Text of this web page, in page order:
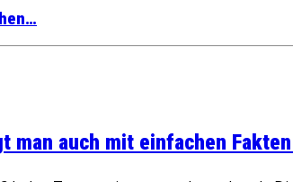
man auch mit einfachen